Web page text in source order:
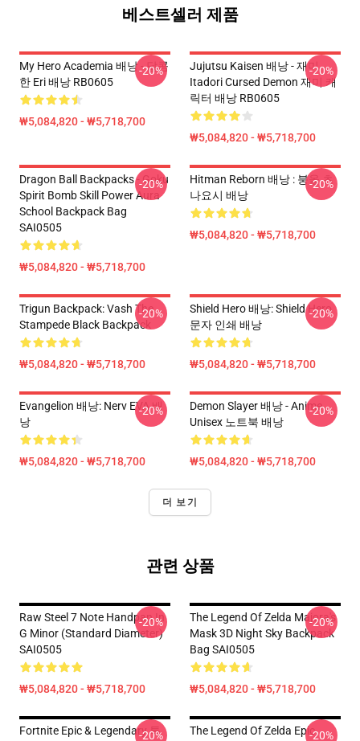
베스트셀러 제품
My Hero Academia 배낭 - 달콤
한 Eri 배낭 RB0605
₩5,084,820 - ₩5,718,700
-20%
Jujutsu Kaisen 배낭 - 재미
Itadori Cursed Demon 재미 캐
릭터 배낭 RB0605
₩5,084,820 - ₩5,718,700
-20%
Dragon Ball Backpacks - Goku
Spirit Bomb Skill Power Aura
School Backpack Bag
SAI0505
₩5,084,820 - ₩5,718,700
-20%
Hitman Reborn 배낭 : 붕올 츠
나요시 배낭
₩5,084,820 - ₩5,718,700
-20%
Trigun Backpack: Vash The
Stampede Black Backpack
₩5,084,820 - ₩5,718,700
-20%
Shield Hero 배낭: Shield Hero
문자 인쇄 배낭
₩5,084,820 - ₩5,718,700
-20%
Evangelion 배낭: Nerv EVA 배
낭
₩5,084,820 - ₩5,718,700
-20%
Demon Slayer 배낭 - Anime
Unisex 노트북 배낭
₩5,084,820 - ₩5,718,700
-20%
더 보기
관련 상품
Raw Steel 7 Note Handpan In
G Minor (Standard Diameter)
SAI0505
₩5,084,820 - ₩5,718,700
-20%
The Legend Of Zelda Majora's
Mask 3D Night Sky Backpack
Bag SAI0505
₩5,084,820 - ₩5,718,700
-20%
Fortnite Epic & Legendary 특
-20%
The Legend Of Zelda Epic-20%